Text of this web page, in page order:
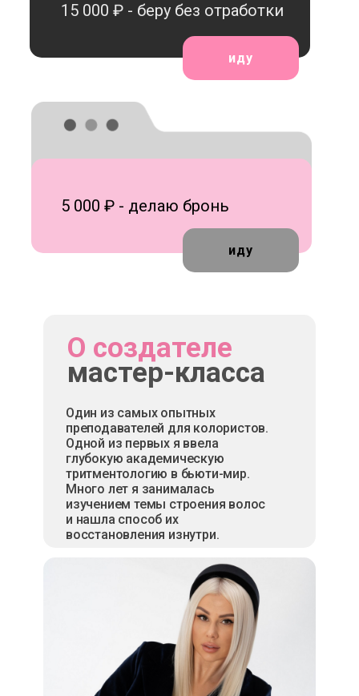
15 000 ₽ - беру без отработки
5 000 ₽ - делаю бронь
иду
иду
О создателе
мастер-класса
Один из самых опытных
преподавателей для колористов.
Одной из первых я ввела
глубокую академическую
тритментологию в бьюти-мир.
Много лет я занималась
изучением темы строения волос
и нашла способ их
восстановления изнутри.